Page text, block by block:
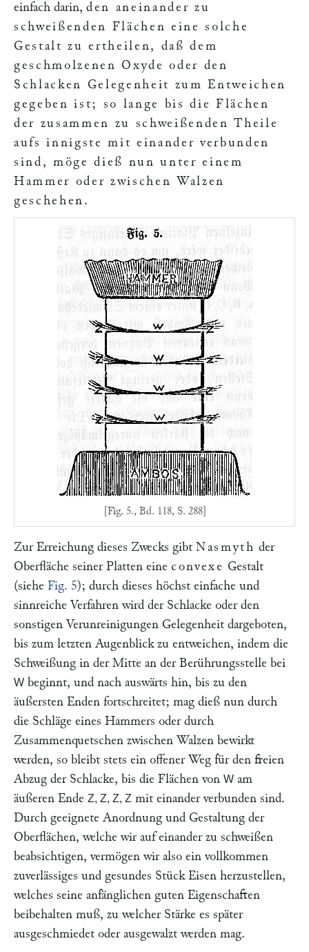
einfach darin, den aneinander zu
schweißenden Flächen eine solche
Gestalt zu ertheilen, daß dem
geschmolzenen Oxyde oder den
Schlacken Gelegenheit zum Entweichen
gegeben ist; so lange bis die Flächen
der zusammen zu schweißenden Theile
aufs innigste mit einander verbunden
sind, möge dieß nun unter einem
Hammer oder zwischen Walzen
geschehen .
[Fig. 5., Bd. 118, S. 288]
Zur Erreichung dieses Zwecks gibt Nasmyth der
Oberfläche seiner Platten eine convexe Gestalt
(siehe Fig. 5); durch dieses höchst einfache und
sinnreiche Verfahren wird der Schlacke oder den
sonstigen Verunreinigungen Gelegenheit dargeboten,
bis zum letzten Augenblick zu entweichen, indem die
Schweißung in der Mitte an der Berührungsstelle bei
W beginnt, und nach auswärts hin, bis zu den
äußersten Enden fortschreitet; mag dieß nun durch
die Schläge eines Hammers oder durch
Zusammenquetschen zwischen Walzen bewirkt
werden, so bleibt stets ein offener Weg für den freien
Abzug der Schlacke, bis die Flächen von W am
äußeren Ende Z, Z, Z, Z mit einander verbunden sind.
Durch geeignete Anordnung und Gestaltung der
Oberflächen, welche wir auf einander zu schweißen
beabsichtigen, vermögen wir also ein vollkommen
zuverlässiges und gesundes Stück Eisen herzustellen,
welches seine anfänglichen guten Eigenschaften
beibehalten muß, zu welcher Stärke es später
ausgeschmiedet oder ausgewalzt werden mag.